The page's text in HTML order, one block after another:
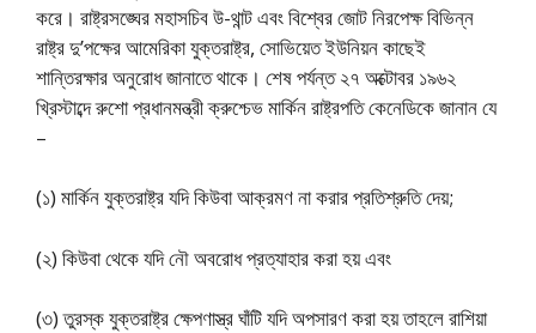
করে। রাষ্ট্রসঙ্ঘের মহাসচিব উ-থান্ট এবং বিশ্বের জোট নিরপেক্ষ বিভিন্ন
রাষ্ট্র দু’পক্ষের আমেরিকা যুক্তরাষ্ট্র, সোভিয়েত ইউনিয়ন কাছেই
শান্তিরক্ষার অনুরোধ জানাতে থাকে। শেষ পর্যন্ত ২৭ অক্টোবর ১৯৬২
খ্রিস্টাব্দে রুশো প্রধানমন্ত্রী ক্রুশ্চেভ মার্কিন রাষ্ট্রপতি কেনেডিকে জানান যে
–
(১) মার্কিন যুক্তরাষ্ট্র যদি কিউবা আক্রমণ না করার প্রতিশ্রুতি দেয়;
(২) কিউবা থেকে যদি নৌ অবরোধ প্রত্যাহার করা হয় এবং
(৩) তুরস্ক যুক্তরাষ্ট্র ক্ষেপণাস্ত্র ঘাঁটি যদি অপসারণ করা হয় তাহলে রাশিয়া